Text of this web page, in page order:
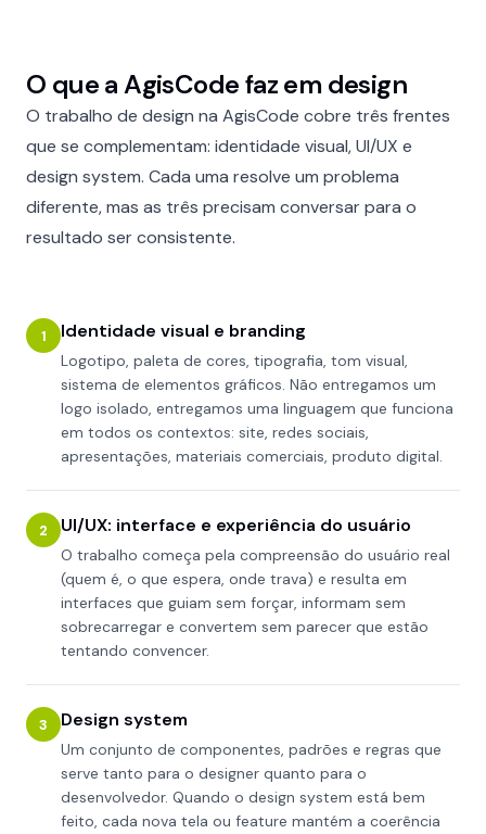
O que a AgisCode faz em design
O trabalho de design na AgisCode cobre três frentes
que se complementam: identidade visual, UI/UX e
design system. Cada uma resolve um problema
diferente, mas as três precisam conversar para o
resultado ser consistente.
1 Identidade visual e branding
Logotipo, paleta de cores, tipografia, tom visual,
sistema de elementos gráficos. Não entregamos um
logo isolado, entregamos uma linguagem que funciona
em todos os contextos: site, redes sociais,
apresentações, materiais comerciais, produto digital.
2 UI/UX: interface e experiência do usuário
O trabalho começa pela compreensão do usuário real
(quem é, o que espera, onde trava) e resulta em
interfaces que guiam sem forçar, informam sem
sobrecarregar e convertem sem parecer que estão
tentando convencer.
3 Design system
Um conjunto de componentes, padrões e regras que
serve tanto para o designer quanto para o
desenvolvedor. Quando o design system está bem
feito, cada nova tela ou feature mantém a coerência